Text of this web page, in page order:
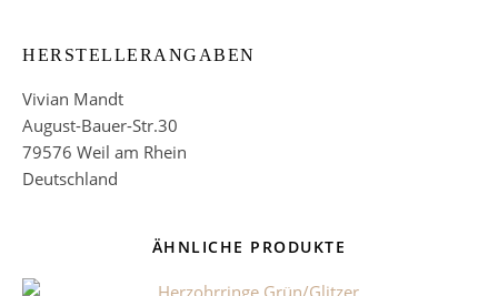
HERSTELLERANGABEN
Vivian Mandt
August-Bauer-Str.30
79576 Weil am Rhein
Deutschland
ÄHNLICHE PRODUKTE